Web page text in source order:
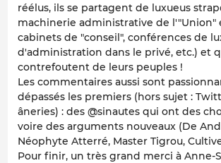
réélus, ils se partagent de luxueus
machinerie administrative de l'"Union"
cabinets de "conseil", conférences de
d'administration dans le privé, etc.) et
contrefoutent de leurs peuples !
Les commentaires aussi sont
dépassés les premiers (hors sujet :
âneries) : des @sinautes qui ont des
voire des arguments nouveaux (De
Néophyte Atterré, Master Tigrou,
Pour finir, un très grand merci à Anne-